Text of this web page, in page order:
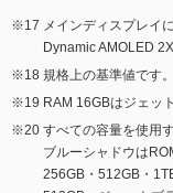
メインディスプレイ
Dynamic AMOLED
規格上の基準値です。
RAM 16GBはジェッ
すべての容量を使用
ブルーシャドウは
256GB・512GB・